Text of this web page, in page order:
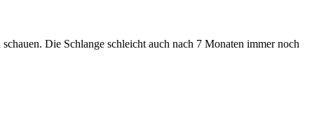
Die Schlange schleicht auch nach 7 Monaten immer noch